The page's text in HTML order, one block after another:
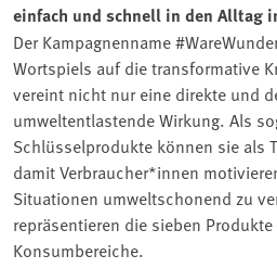
einfach und schnell in den Alltag
Der Kampagnenname
Wortspiels auf die transformative
vereint nicht nur eine direkte und
umweltentlastende Wirkung. Als
Schlüsselprodukte können sie als
damit Verbraucher*innen
Situationen umweltschonend zu
repräsentieren die sieben
Konsumbereiche.